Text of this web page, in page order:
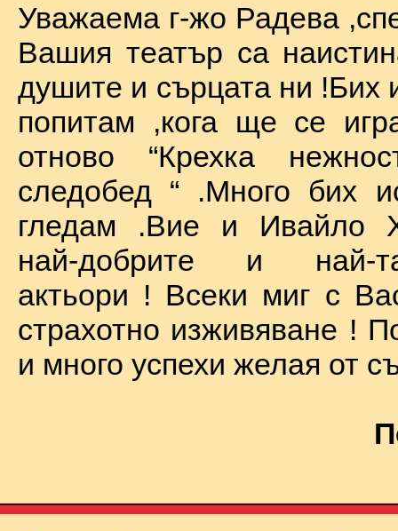
Уважаема г-жо Радева
Вашия театър са
душите и сърцата ни !Бих
попитам ,кога ще се
отново “Крехка
следобед “ .Много бих
гледам .Вие и Ивайло
най-добрите и най-
актьори ! Всеки миг с
страхотно изживяване !
и много успехи желая от